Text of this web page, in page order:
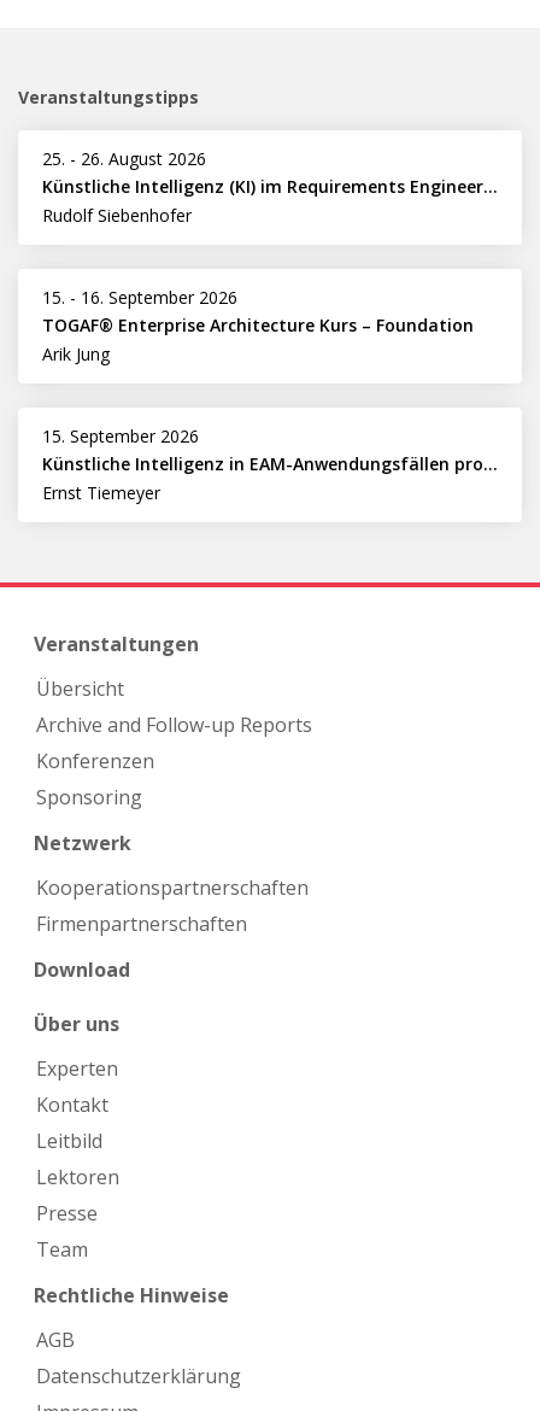
Veranstaltungstipps
25. - 26. August 2026
Künstliche Intelligenz (KI) im Requirements Engineering erfolgreich einsetzen
Rudolf Siebenhofer
15. - 16. September 2026
TOGAF® Enterprise Architecture Kurs – Foundation
Arik Jung
15. September 2026
Künstliche Intelligenz in EAM-Anwendungsfällen professionell nutzen
Ernst Tiemeyer
Veranstaltungen
Übersicht
Archive and Follow-up Reports
Konferenzen
Sponsoring
Netzwerk
Kooperations­partnerschaften
Firmen­partnerschaften
Download
Über uns
Experten
Kontakt
Leitbild
Lektoren
Presse
Team
Rechtliche Hinweise
AGB
Datenschutzerklärung